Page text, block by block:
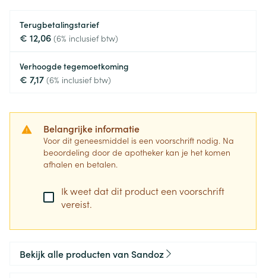
Terugbetalingstarief
€ 12,06 (6% inclusief btw)
Verhoogde tegemoetkoming
€ 7,17 (6% inclusief btw)
Belangrijke informatie
Voor dit geneesmiddel is een voorschrift nodig. Na
beoordeling door de apotheker kan je het komen
afhalen en betalen.
Ik weet dat dit product een voorschrift
vereist.
Bekijk alle producten van Sandoz